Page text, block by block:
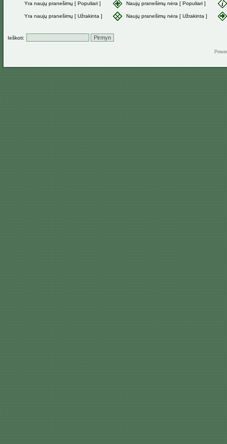
Yra naujų pranešimų [ Populiari ] Naujų pranešimų nėra [ Populiari ]
Yra naujų pranešimų [ Užrakinta ] Naujų pranešimų nėra [ Užrakinta ]
Ieškoti: